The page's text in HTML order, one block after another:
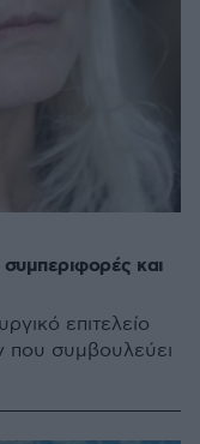
και
επιτελείο
που συμβουλεύει